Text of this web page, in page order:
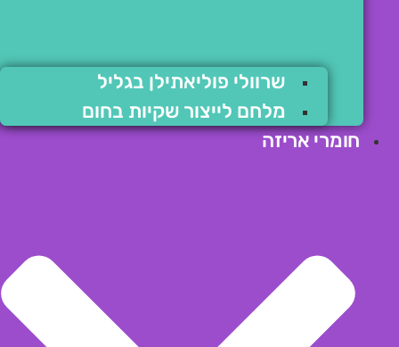
שרוולי פוליאתילן בגליל
מלחם לייצור שקיות בחום
חומרי אריזה